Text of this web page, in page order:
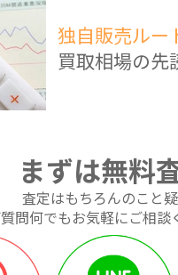
独自販売ルー
買取相場の先
まずは無料
査定はもちろんのこと疑
問何でもお気軽にご相談